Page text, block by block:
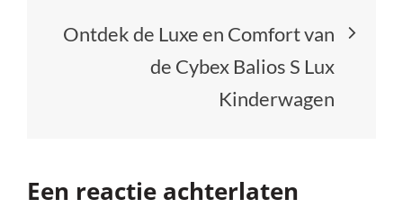
Ontdek de Luxe en Comfort van
de Cybex Balios S Lux
Kinderwagen
Een reactie achterlaten